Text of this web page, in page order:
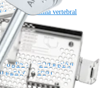
Columna vertebral
tobilloCaderaOrtobiológicos
Imagen y resección